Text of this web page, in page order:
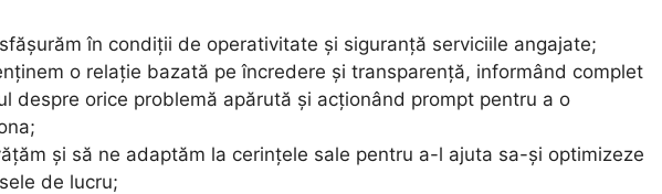
în condiții de operativitate și siguranță serviciile angajate;
o relație bazată pe încredere și transparență, informând complet
despre orice problemă apărută și acționând prompt pentru a o
și să ne adaptăm la cerințele sale pentru a-l ajuta sa-și optimizeze
de lucru;